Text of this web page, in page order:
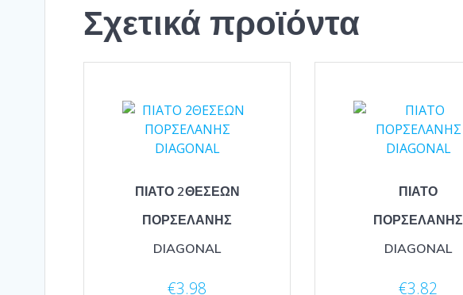
Σχετικά προϊόντα
ΠΙΑΤΟ 2ΘΕΣΕΩΝ
ΠΟΡΣΕΛΑΝΗΣ
DIAGONAL
€3.98
ΠΙΑΤΟ
ΠΟΡΣΕΛΑΝΗΣ
DIAGONAL
€3.82